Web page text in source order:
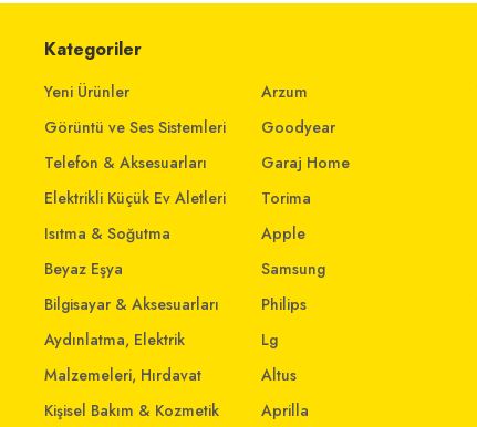
Kategoriler
Yeni Ürünler
Görüntü ve Ses Sistemleri
Telefon & Aksesuarları
Elektrikli Küçük Ev Aletleri
Isıtma & Soğutma
Beyaz Eşya
Bilgisayar & Aksesuarları
Aydınlatma, Elektrik
Malzemeleri, Hırdavat
Kişisel Bakım & Kozmetik
Arzum
Goodyear
Garaj Home
Torima
Apple
Samsung
Philips
Lg
Altus
Aprilla